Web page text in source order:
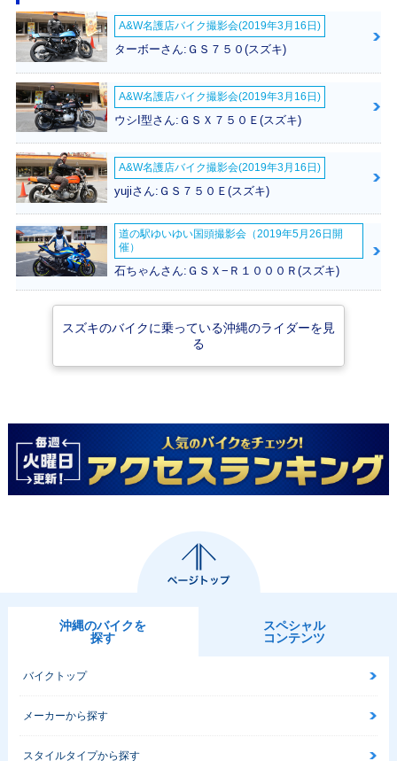
2020年 V-Strom 2
50 ABS・カラーチ
ェンジ
2020年 V-Strom 2
50・カラーチェン
2019年 V-Strom 2
50 ABS・追加
2019年 V-Strom 2
50・マイナーチェ
ンジ
2017年 V-Strom 2
V-Strom 250
A&W名護店バイク撮影会(2019年3月16日)
ターボーさん:ＧＳ７５０(スズキ)
A&W名護店バイク撮影会(2019年3月16日)
ウシI型さん:ＧＳＸ７５０Ｅ(スズキ)
A&W名護店バイク撮影会(2019年3月16日)
yujiさん:ＧＳ７５０Ｅ(スズキ)
道の駅ゆいゆい国頭撮影会（2019年5月26日開
催）
石ちゃんさん:ＧＳＸ−Ｒ１０００Ｒ(スズキ)
スズキのバイクに乗っている沖縄のライダーを見
る
沖縄のバイクを
探す
スペシャル
コンテンツ
バイクトップ
メーカーから探す
スタイルタイプから探す